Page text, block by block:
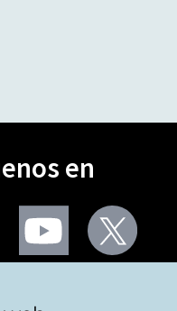
en
Seguir
Seguir
en
youtubeX